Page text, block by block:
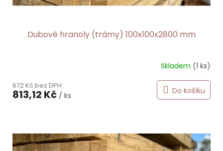
Dubové hranoly (trámy) 100x100x2800 mm
Skladem (1 ks)
672 Kč bez DPH
813,12 Kč / ks
Do košíku